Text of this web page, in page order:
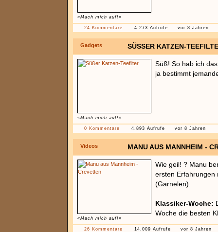
«Mach mich auf!»
24 Kommentare 4.273 Aufrufe vor 8 Jahren
Gadgets SÜSSER KATZEN-TEEFILTER
«Mach mich auf!»
Süß! So hab ich
ja bestimmt
0 Kommentare 4.893 Aufrufe vor 8 Jahren
Videos MANU AUS MANNHEIM -
«Mach mich auf!»
Wie geil! ? Manu
ersten Erfahrungen
(Garnelen).
Klassiker-Woche:
Woche die besten
26 Kommentare 14.009 Aufrufe vor 8 Jahren